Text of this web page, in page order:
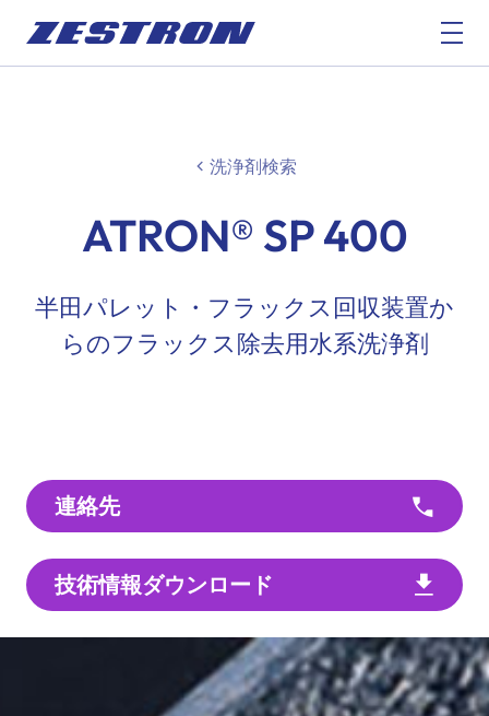
洗浄剤検索
ATRON® SP 400
半田パレット・フラックス回収装置か
らのフラックス除去用水系洗浄剤
連絡先
技術情報ダウンロード